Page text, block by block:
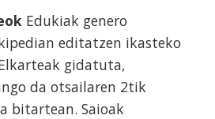
Edukiak genero
editatzen ikasteko
gidatuta,
da otsailaren 2tik
bitartean. Saioak